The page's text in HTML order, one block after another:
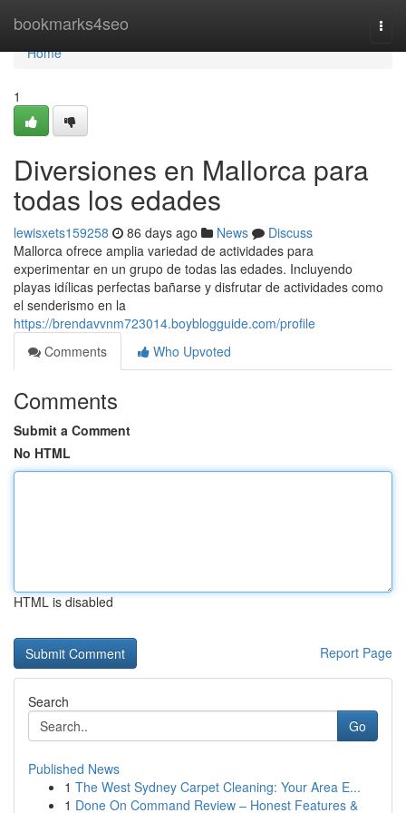
bookmarks4seo
Home
Home
1
Diversiones en Mallorca para
todas los edades
lewisxets159258 86 days ago News
Discuss
Mallorca ofrece amplia variedad de actividades para
experimentar en un grupo de todas las edades. Incluyendo
playas idílicas perfectas bañarse y disfrutar de actividades como
el senderismo en la
https://brendavvnm723014.boyblogguide.com/profile
Comments
Who Upvoted
Comments
Submit a Comment
No HTML
HTML is disabled
Report Page
Search
Go
Published News
1 The West Sydney Carpet Cleaning: Your Area E...
1 Done On Command Review – Honest Features &